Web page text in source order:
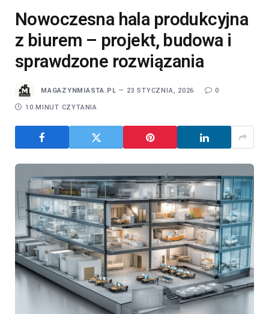
Nowoczesna hala produkcyjna
z biurem – projekt, budowa i
sprawdzone rozwiązania
MAGAZYNMIASTA.PL 23 STYCZNIA, 2026 0
10 MINUT CZYTANIA